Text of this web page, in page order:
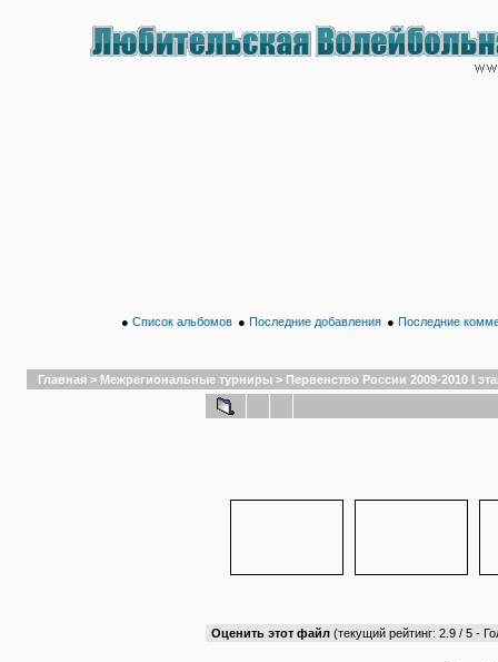
● Список альбомов ● Последние добавления ● Последние
Главная > Межрегиональные турниры > Первенство России 2009-2010 I
Оценить этот файл (текущий рейтинг: 2.9 / 5 -